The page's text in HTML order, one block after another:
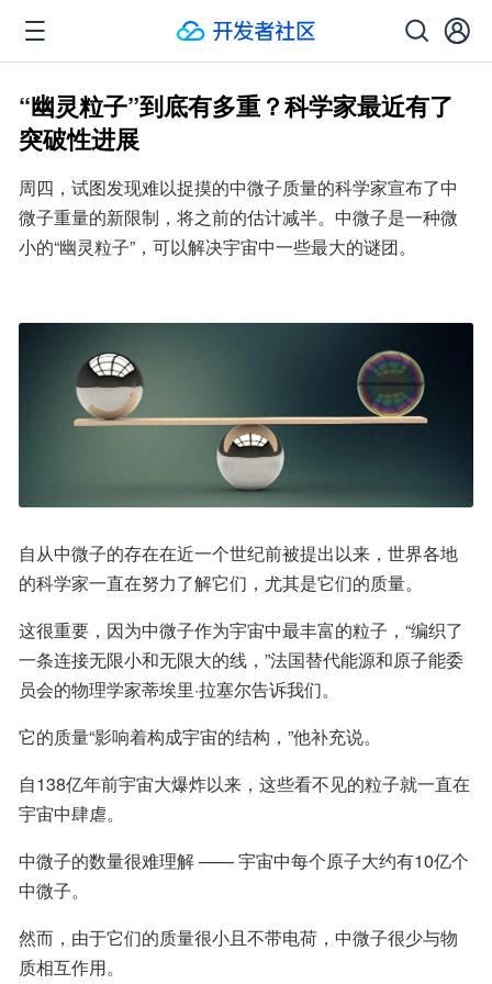
“幽灵粒子”到底有多重？科学家最近有了
突破性进展
周四，试图发现难以捉摸的中微子质量的科学家宣布了中
微子重量的新限制，将之前的估计减半。中微子是一种微
小的“幽灵粒子”，可以解决宇宙中一些最大的谜团。
自从中微子的存在在近一个世纪前被提出以来，世界各地
的科学家一直在努力了解它们，尤其是它们的质量。
这很重要，因为中微子作为宇宙中最丰富的粒子，“编织了
一条连接无限小和无限大的线，”法国替代能源和原子能委
员会的物理学家蒂埃里·拉塞尔告诉我们。
它的质量“影响着构成宇宙的结构，”他补充说。
自138亿年前宇宙大爆炸以来，这些看不见的粒子就一直在
宇宙中肆虐。
中微子的数量很难理解 —— 宇宙中每个原子大约有10亿个
中微子。
然而，由于它们的质量很小且不带电荷，中微子很少与物
质相互作用。